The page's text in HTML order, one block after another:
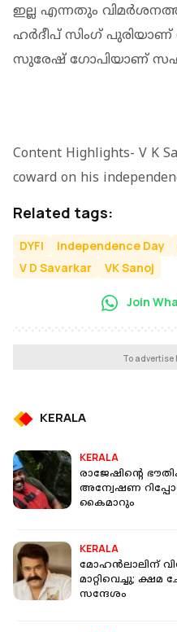
ഇല്ല എന്നതും
ഹര്‍ദീപ് സിംഗ് പുരിയാണ്
സുരേഷ് ഗോപിയാണ്
Content Highlights- V K
coward on his
Related tags:
DYFI Independence Day
V D Savarkar
VK Sanoj
Join
To advertise
KERALA
KERALA
രാജേഷിന്റെ
അന്വേഷണ
കൈമാറും
KERALA
മോഹൻലാലിന് വിസ
മാറ്റിവെച്ചു; ക്ഷമ ചോദിച്ച് താരത്തിന്റെ വീഡിയോ
സന്ദേശം